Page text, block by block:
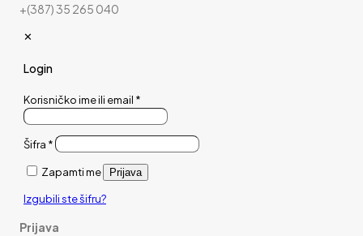
+(387) 35 265 040
✕
Login
Korisničko ime ili email *
Šifra *
Zapamti me Prijava
Izgubili ste šifru?
Prijava